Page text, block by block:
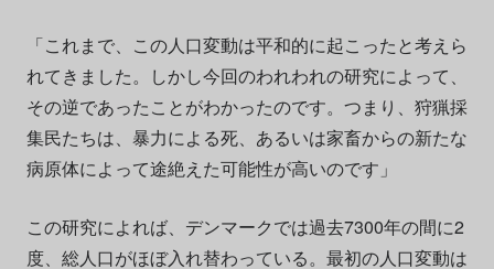
「これまで、この人口変動は平和的に起こったと考えら
れてきました。しかし今回のわれわれの研究によって、
その逆であったことがわかったのです。つまり、狩猟採
集民たちは、暴力による死、あるいは家畜からの新たな
病原体によって途絶えた可能性が高いのです」
この研究によれば、デンマークでは過去7300年の間に2
度、総人口がほぼ入れ替わっている。最初の人口変動は